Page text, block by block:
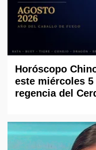
Horóscopo
este miércoles
regencia del